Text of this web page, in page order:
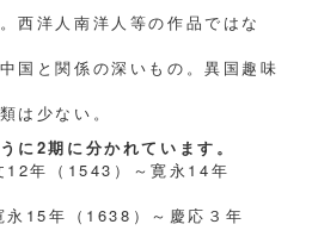
西洋人南洋人等の作品ではな
国と関係の深いもの。異国趣味
は少ない。
に2期に分かれています。
年（1543）～寛永14年
15年（1638）～慶応３年